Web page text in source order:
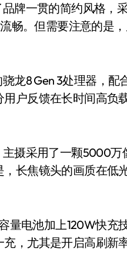
一贯的简约风格，采
畅。但需要注意的是
8 Gen 3处理器，配
户反馈在长时间高负
采用了一颗5000万
长焦镜头的画质在低
电池加上120W快充
，尤其是开启高刷新